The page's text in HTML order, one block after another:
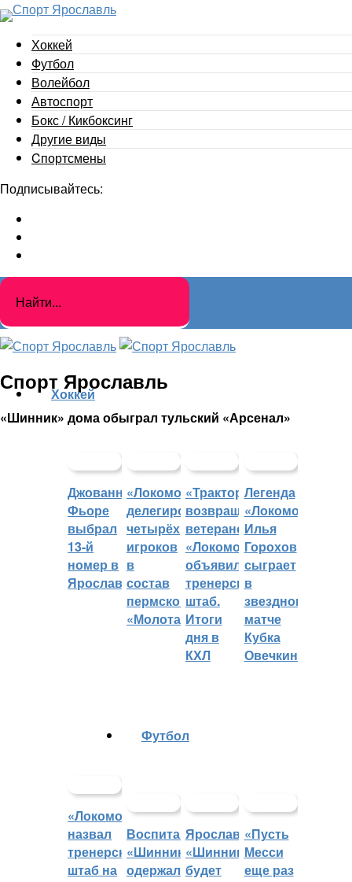
Хоккей
Футбол
Волейбол
Автоспорт
Бокс / Кикбоксинг
Другие виды
Cпортсмены
Подписывайтесь:
Спорт Ярославль
«Шинник» дома обыграл тульский «Арсенал»
Хоккей
Джованни
Фьоре
выбрал
13-й
номер в
Ярославле
«Локомотив»
делегировал
четырёх
игроков
в
состав
пермского
«Молота»
«Трактор»
возвращает
ветеранов,
«Локомотив»
объявил
тренерский
штаб.
Итоги
дня в
КХЛ
Легенда
«Локомотива»
Илья
Горохов
сыграет
в
звездном
матче
Кубка
Овечкина
«Локомотив»
назвал
тренерский
штаб на
Футбол
Воспитанники
«Шинника»
одержали
Ярославский
«Шинник»
будет
«Пусть
Месси
еще раз